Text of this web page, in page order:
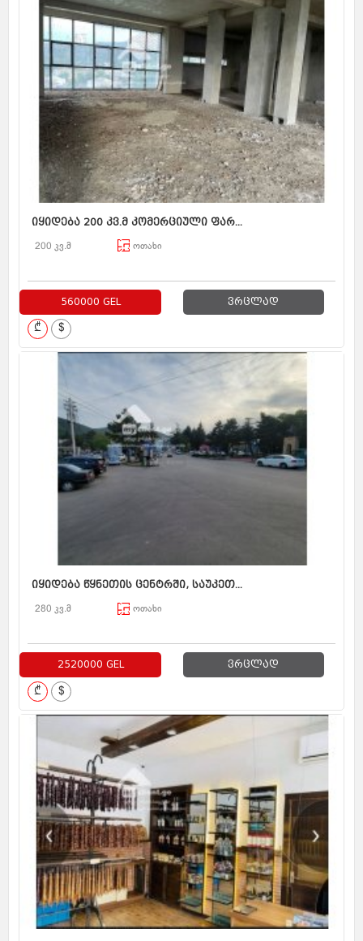
იყიდება 200 კვ.მ კომერციული ფარ...
200 კვ.მ ოთახი
560000 GEL ვრცლად
₾ $
იყიდება წყნეთის ცენტრში, საუკეთ...
280 კვ.მ ოთახი
2520000 GEL ვრცლად
₾ $